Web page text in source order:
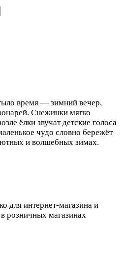
время — зимний вечер,
Снежинки мягко
ёлки звучат детские голоса
чудо словно бережёт
и волшебных зимах.
для интернет-магазина и
розничных магазинах